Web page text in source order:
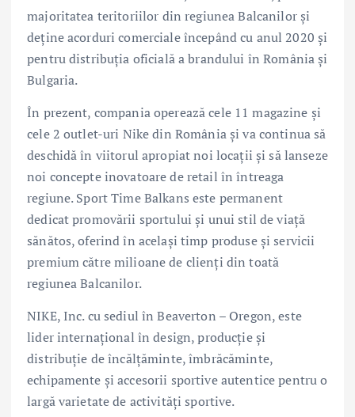
majoritatea teritoriilor din regiunea Balcanilor și
deține acorduri comerciale începând cu anul 2020 și
pentru distribuția oficială a brandului în România și
Bulgaria.
În prezent, compania operează cele 11 magazine și
cele 2 outlet-uri Nike din România și va continua să
deschidă în viitorul apropiat noi locații și să lanseze
noi concepte inovatoare de retail în întreaga
regiune. Sport Time Balkans este permanent
dedicat promovării sportului și unui stil de viață
sănătos, oferind în același timp produse și servicii
premium către milioane de clienți din toată
regiunea Balcanilor.
NIKE, Inc. cu sediul în Beaverton – Oregon, este
lider internațional în design, producție și
distribuție de încălțăminte, îmbrăcăminte,
echipamente și accesorii sportive autentice pentru o
largă varietate de activități sportive.